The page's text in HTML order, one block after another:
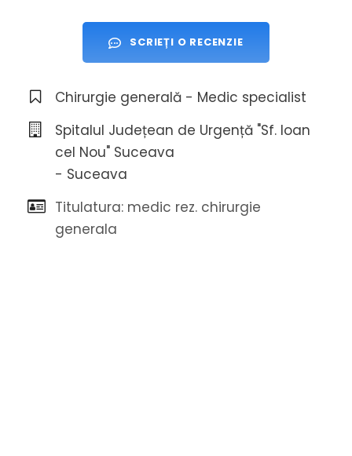
SCRIEȚI O RECENZIE
Chirurgie generală - Medic specialist
Spitalul Județean de Urgență "Sf. Ioan
cel Nou" Suceava
- Suceava
Titulatura: medic rez. chirurgie
generala